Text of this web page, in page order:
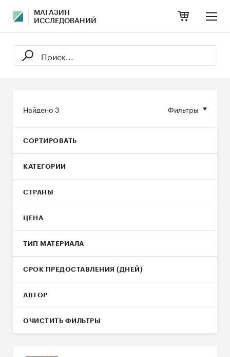
МАГАЗИН
ИССЛЕДОВАНИЙ
Фильтры
Найдено3
СОРТИРОВАТЬ
КАТЕГОРИИ
СТРАНЫ
ЦЕНА
ТИП МАТЕРИАЛА
СРОК ПРЕДОСТАВЛЕНИЯ (ДНЕЙ)
АВТОР
ОЧИСТИТЬ ФИЛЬТРЫ